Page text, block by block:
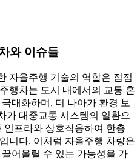
와 이슈들
자율주행 기술의 역할은 점점
행차는 도시 내에서의 교통 혼
대화하며, 더 나아가 환경 보
가 대중교통 시스템의 일환으
인프라와 상호작용하여 한층
니다. 이처럼 자율주행 차량은
어올릴 수 있는 가능성을 가